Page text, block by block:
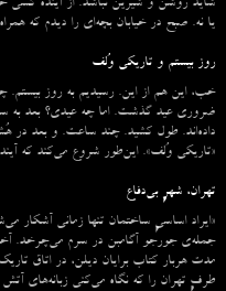
شاید روشن و شیرین نباشد. از آینده کسی
یا نه. صبح در خیابان بچه‌ای را دیدم که
روز بیستم و تاریکی وُلف
خب، این هم از این. رسیدیم به روز
ضروری عید گذشت. اما چه عیدی؟ بعد به
داده‌اند. طول کشید. چند ساعت. و بعد در
«تاریکی وُلف». این‌طور شروع می‌‌کند که
تهران، شهرِ بی‌دفاع
«ایراد اساسیِ ساختمان تنها زمانی آشکار
جمله‌ی جورجو آگامبن در سرم می‌چرخد.
مدت هربار کتاب برایان دیلن، در اتاق
طرفِ تهران را که نگاه می‌کنی زبانه‌های